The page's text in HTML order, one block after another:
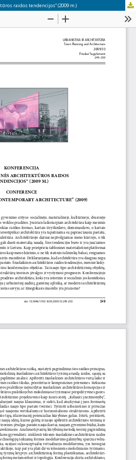
raidos tendencijos“ (2009 m.)